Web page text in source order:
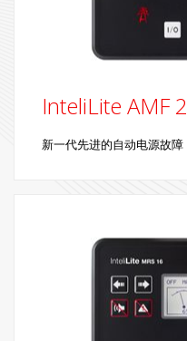
InteliLite AMF
新一代先进的自动电源故